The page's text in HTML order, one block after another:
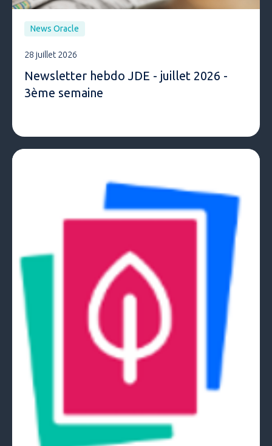
News Oracle
28 juillet 2026
Newsletter hebdo JDE - juillet 2026 -
3ème semaine